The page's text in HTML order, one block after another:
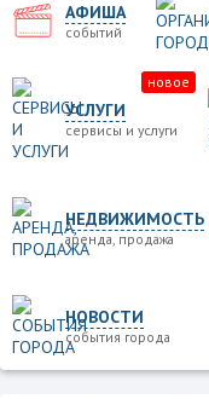
АФИША
событий
УСЛУГИ
сервисы и услуги
новое
НЕДВИЖИМОСТЬ
аренда, продажа
НОВОСТИ
события города